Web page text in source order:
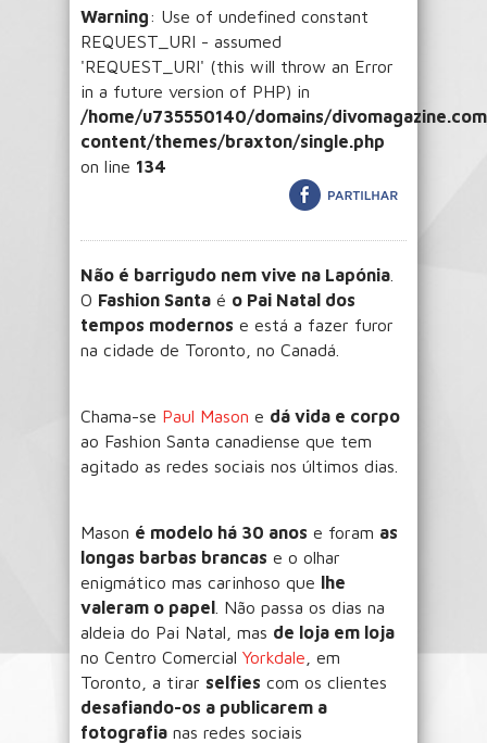
Warning: Use of undefined constant
REQUEST_URI - assumed
'REQUEST_URI' (this will throw an Error
in a future version of PHP) in
/home/u735550140/domains/
content/themes/braxton/single.php
on line 134
Não é barrigudo nem vive na Lapónia
O Fashion Santa é o Pai Natal dos
tempos modernos e está a fazer furor
na cidade de Toronto, no Canadá.
Chama-se Paul Mason e dá vida e corpo
ao Fashion Santa canadiense que tem
agitado as redes sociais nos últimos dias.
Mason é modelo há 30 anos e foram as
longas barbas brancas e o olhar
enigmático mas carinhoso que lhe
valeram o papel . Não passa os dias na
aldeia do Pai Natal, mas de loja em loja
no Centro Comercial Yorkdale , em
Toronto, a tirar selfies com os clientes
desafiando-os a publicarem a
fotografia nas redes sociais